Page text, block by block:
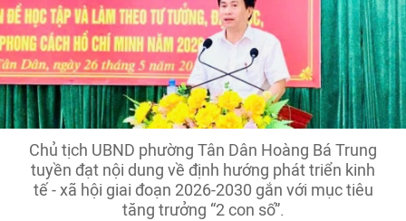
Chủ tịch UBND phường Tân Dân Hoàng Bá Trung
tuyền đạt nội dung về định hướng phát triển kinh
tế - xã hội giai đoạn 2026-2030 gắn với mục tiêu
tăng trưởng “2 con số”.